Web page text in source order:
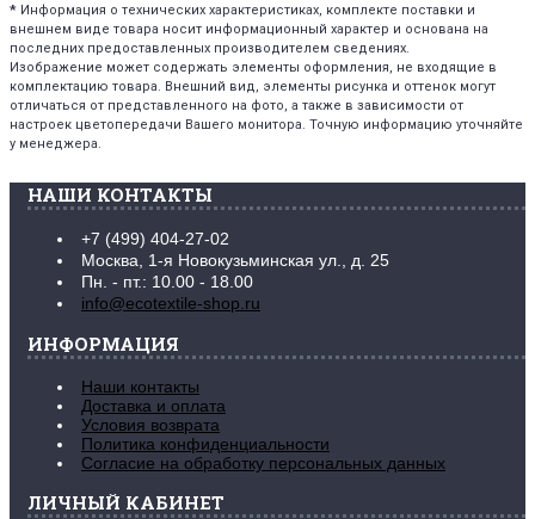
* Информация о технических характеристиках, комплекте поставки и
внешнем виде товара носит информационный характер и основана на
последних предоставленных производителем сведениях.
Изображение может содержать элементы оформления, не входящие в
комплектацию товара. Внешний вид, элементы рисунка и оттенок могут
отличаться от представленного на фото, а также в зависимости от
настроек цветопередачи Вашего монитора. Точную информацию уточняйте
у менеджера.
НАШИ КОНТАКТЫ
+7 (499) 404-27-02
Москва, 1-я Новокузьминская ул., д. 25
Пн. - пт.: 10.00 - 18.00
info@ecotextile-shop.ru
ИНФОРМАЦИЯ
Наши контакты
Доставка и оплата
Условия возврата
Политика конфиденциальности
Согласие на обработку персональных данных
ЛИЧНЫЙ КАБИНЕТ